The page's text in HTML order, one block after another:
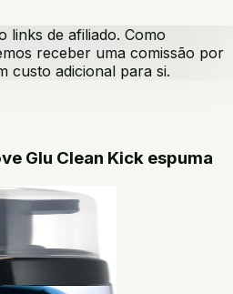
links de afiliado. Como
receber uma comissão por
custo adicional para si.
Glu Clean Kick espuma